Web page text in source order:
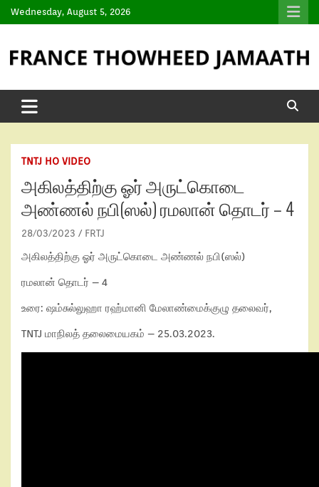
Wednesday, August 5, 2026
TNTJ HO VIDEO
அகிலத்திற்கு ஓர் அருட்கொடை
அண்ணல் நபி(ஸல்) ரமலான் தொடர் – 4
28/03/2023 FRTJ
அகிலத்திற்கு ஓர் அருட்கொடை அண்ணல் நபி(ஸல்)
ரமலான் தொடர் – 4
உரை: ஷம்சுல்லுஹா ரஹ்மானி மேலாண்மைக்குழு தலைவர்,
TNTJ மாநிலத் தலைமையகம் – 25.03.2023.